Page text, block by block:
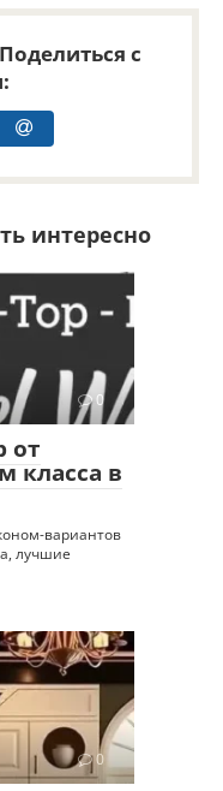
с
интересно
0
от
класса в
вариантов
лучшие
0